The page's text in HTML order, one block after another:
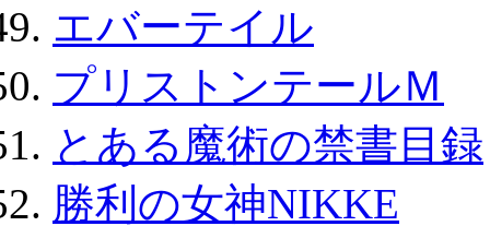
エバーテイル
プリストンテールＭ
とある魔術の禁書目録
勝利の女神NIKKE